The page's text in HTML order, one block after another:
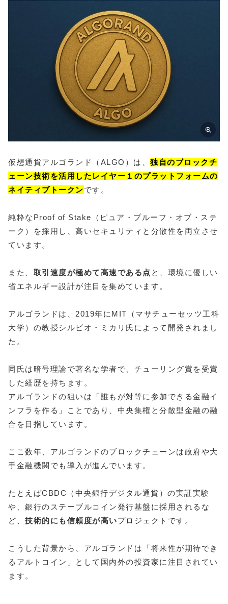
仮想通貨アルゴランド（ALGO）は、 独自のブロックチ
ェーン技術を活用したレイヤー１のプラットフォームの
ネイティブトークンです。
純粋なProof of Stake（ピュア・プルーフ・オブ・ステ
ーク）を採用し、高いセキュリティと分散性を両立させ
ています。
また、 取引速度が極めて高速である点 と、環境に優しい
省エネルギー設計が注目を集めています。
アルゴランドは、2019年にMIT（マサチューセッツ工科
大学）の教授シルビオ・ミカリ氏によって開発されまし
た。
同氏は暗号理論で著名な学者で、チューリング賞を受賞
した経歴を持ちます。
アルゴランドの狙いは「誰もが対等に参加できる金融イ
ンフラを作る」ことであり、中央集権と分散型金融の融
合を目指しています。
ここ数年、アルゴランドのブロックチェーンは政府や大
手金融機関でも導入が進んでいます。
たとえばCBDC（中央銀行デジタル通貨）の実証実験
や、銀行のステーブルコイン発行基盤に採用されるな
ど、 技術的にも信頼度が高いプロジェクトです。
こうした背景から、アルゴランドは「将来性が期待でき
るアルトコイン」として国内外の投資家に注目されてい
ます。